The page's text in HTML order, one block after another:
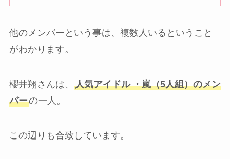
他のメンバーという事は、複数人いるということ
がわかります。
櫻井翔さんは、 人気アイドル ・嵐（5人組）のメン
バーの一人。
この辺りも合致しています。